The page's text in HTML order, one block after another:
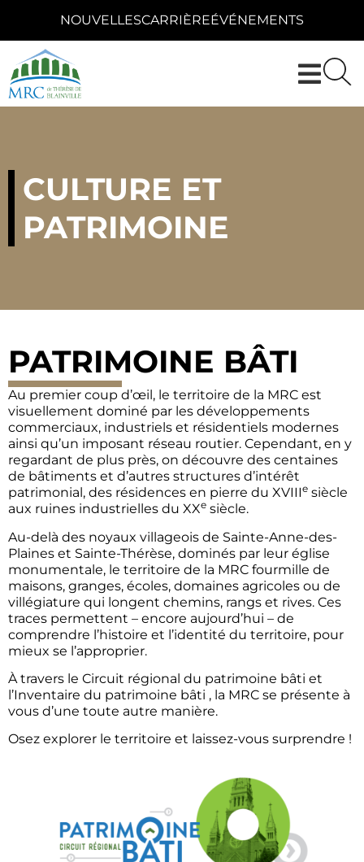
NOUVELLESCARRIÈREÉVÉNEMENTS
CULTURE ET
PATRIMOINE
PATRIMOINE BÂTI
Au premier coup d’œil, le territoire de la MRC est
visuellement dominé par les développements
commerciaux, industriels et résidentiels modernes
ainsi qu’un imposant réseau routier. Cependant, en y
regardant de plus près, on découvre des centaines
de bâtiments et d’autres structures d’intérêt
patrimonial, des résidences en pierre du XVIIIe siècle
aux ruines industrielles du XXe siècle.
Au-delà des noyaux villageois de Sainte-Anne-des-
Plaines et Sainte-Thérèse, dominés par leur église
monumentale, le territoire de la MRC fourmille de
maisons, granges, écoles, domaines agricoles ou de
villégiature qui longent chemins, rangs et rives. Ces
traces permettent – encore aujourd’hui – de
comprendre l’histoire et l’identité du territoire, pour
mieux se l’approprier.
À travers le Circuit régional du patrimoine bâti et
l’Inventaire du patrimoine bâti , la MRC se présente à
vous d’une toute autre manière.
Osez explorer le territoire et laissez-vous surprendre !